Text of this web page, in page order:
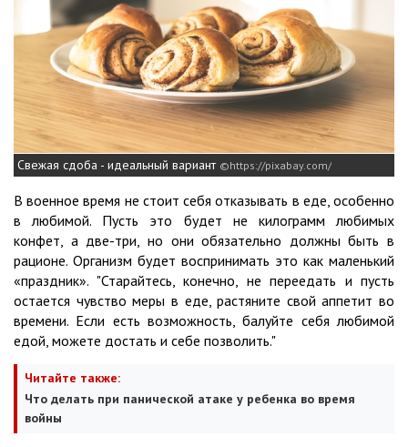
Свежая сдоба - идеальный вариант https://pixabay.com/
В военное время не стоит себя отказывать в еде, особенно
в любимой. Пусть это будет не килограмм любимых
конфет, а две-три, но они обязательно должны быть в
рационе. Организм будет воспринимать это как маленький
«праздник». "Старайтесь, конечно, не переедать и пусть
остается чувство меры в еде, растяните свой аппетит во
времени. Если есть возможность, балуйте себя любимой
едой, можете достать и себе позволить."
Читайте также:
Что делать при панической атаке у ребенка во время
войны